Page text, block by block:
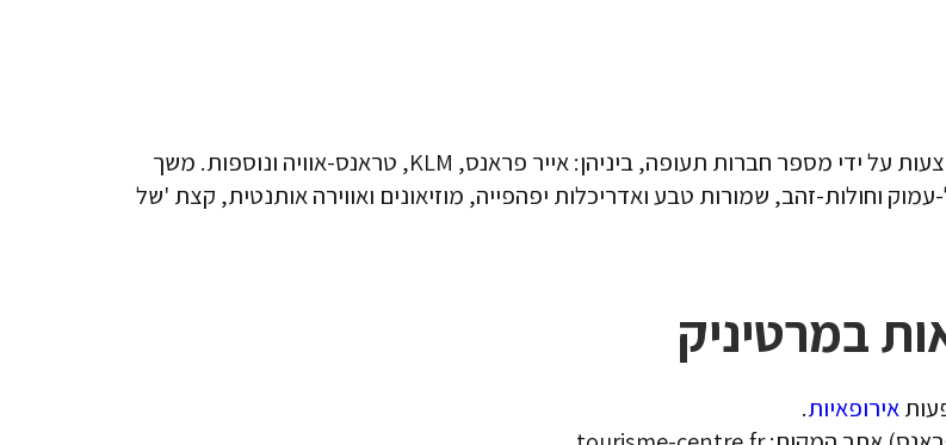
טיסות מנתב"ג למרטיניק (לשדה התעופה בפור דה פראנס) מוצעות על ידי מספר חברות תעופה, ביניהן: אייר פראנס, KLM, טראנס-אוויה ונוספות. משך
כחול-עמוק וחולות-זהב, שמורות טבע ואדריכלות יפהפייה, מוזיאונים ואווירה אותנטית, קצת 'של
אירופאיות.